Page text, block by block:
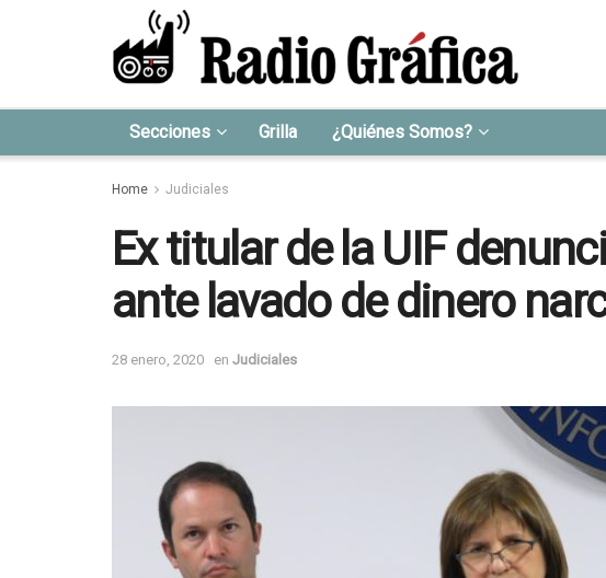
Secciones Grilla ¿Quiénes Somos?
Home Judiciales
Ex titular de la UIF
ante lavado de dinero
28 enero, 2020 en Judiciales